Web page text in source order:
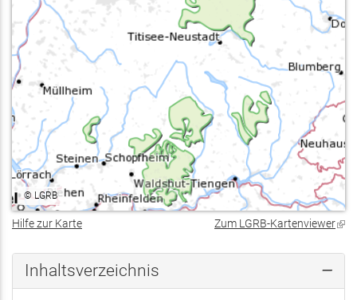
© LGRB
Hilfe zur Karte Zum LGRB-Kartenviewer
Inhaltsverzeichnis